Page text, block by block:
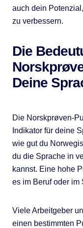
auch dein
zu verbessern.
Die
Deine
Die Norskprøven-
Indikator für deine
wie gut du
du die Sprache in
kannst. Eine hohe
es im Beruf oder im
Viele Arbeitgeber
einen bestimmten